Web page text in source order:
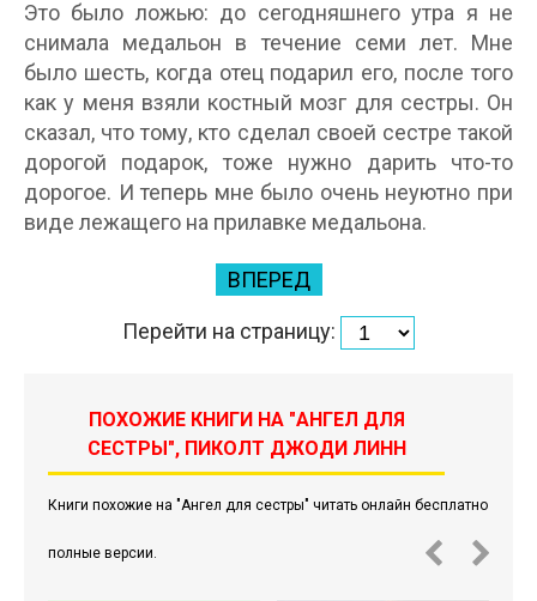
Это было ложью: до сегодняшнего утра я не
снимала медальон в течение семи лет. Мне
было шесть, когда отец подарил его, после того
как у меня взяли костный мозг для сестры. Он
сказал, что тому, кто сделал своей сестре такой
дорогой подарок, тоже нужно дарить что-то
дорогое. И теперь мне было очень неуютно при
виде лежащего на прилавке медальона.
ВПЕРЕД
Перейти на страницу:
ПОХОЖИЕ КНИГИ НА "АНГЕЛ ДЛЯ
СЕСТРЫ", ПИКОЛТ ДЖОДИ ЛИНН
Книги похожие на "Ангел для сестры" читать онлайн бесплатно
полные версии.